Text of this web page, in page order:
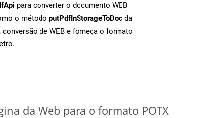
para converter o documento WEB
o método putPdfInStorageToDoc da
de WEB e forneça o formato
da Web para o formato POTX